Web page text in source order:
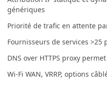
génériques
Priorité de trafic en attente
Fournisseurs de services
DNS over HTTPS proxy
Wi-Fi WAN, VRRP, options